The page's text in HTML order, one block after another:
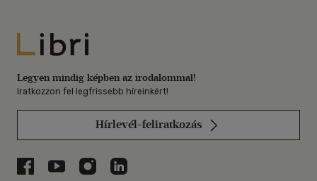
Libri
Legyen mindig képben az irodalommal!
Iratkozzon fel legfrissebb híreinkért!
Hírlevél-feliratkozás
Libri a Facebookon
Libri a Youtube-on
Libri az Instagramon
Libri a LinkedInen